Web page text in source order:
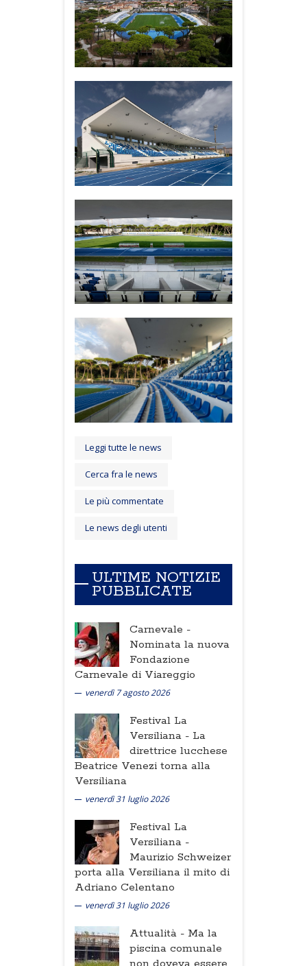
Leggi tutte le news
Cerca fra le news
Le più commentate
Le news degli utenti
ULTIME NOTIZIE
PUBBLICATE
Carnevale -
Nominata la nuova
Fondazione
Carnevale di Viareggio
venerdì 7 agosto 2026
Festival La
Versiliana - La
direttrice lucchese
Beatrice Venezi torna alla
Versiliana
venerdì 31 luglio 2026
Festival La
Versiliana -
Maurizio Schweizer
porta alla Versiliana il mito di
Adriano Celentano
venerdì 31 luglio 2026
Attualità - Ma la
piscina comunale